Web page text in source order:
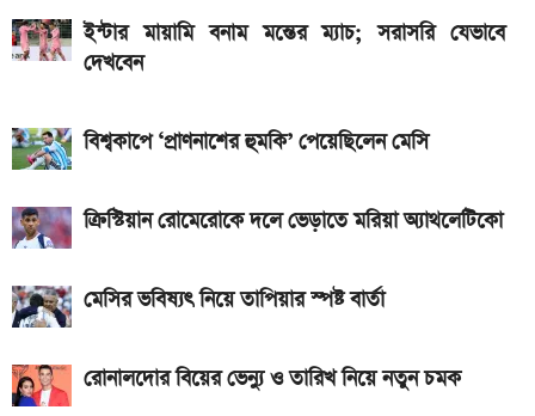
দাম
ভালভ ইঞ্জিন ও TFT ডিসপ্লে
ডিসপ্লে, থাকছে সরু ফ্রেম
যাবে
ইন্টার মায়ামি বনাম মন্তের ম্যাচ; সরাসরি যেভাবে
দেখবেন
বিশ্বকাপে ‘প্রাণনাশের হুমকি’ পেয়েছিলেন মেসি
ক্রিস্টিয়ান রোমেরোকে দলে ভেড়াতে মরিয়া অ্যাথলেটিকো
মেসির ভবিষ্যৎ নিয়ে তাপিয়ার স্পষ্ট বার্তা
রোনালদোর বিয়ের ভেন্যু ও তারিখ নিয়ে নতুন চমক